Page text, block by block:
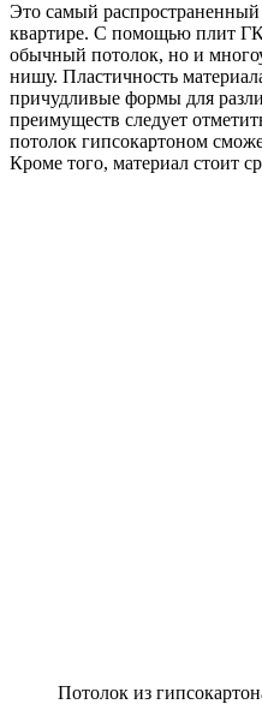
Это самый распространенный
квартире. С помощью плит
обычный потолок, но и
нишу. Пластичность
причудливые формы для
преимуществ следует
потолок гипсокартоном
Кроме того, материал стоит
Потолок из